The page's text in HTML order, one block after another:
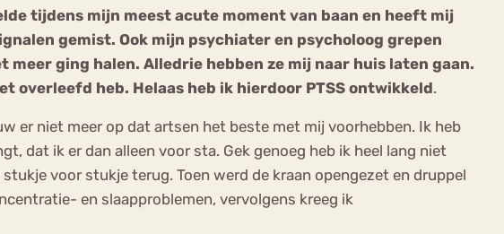
tijdens mijn meest acute moment van baan en heeft mij
gemist. Ook mijn psychiater en psycholoog grepen
ging halen. Alledrie hebben ze mij naar huis laten gaan.
overleefd heb. Helaas heb ik hierdoor PTSS ontwikkeld.
er niet meer op dat artsen het beste met mij voorhebben. Ik heb
dat ik er dan alleen voor sta. Gek genoeg heb ik heel lang niet
voor stukje terug. Toen werd de kraan opengezet en druppel
en slaapproblemen, vervolgens kreeg ik